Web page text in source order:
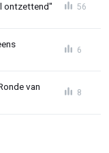
ontzettend" 56
6
van
8